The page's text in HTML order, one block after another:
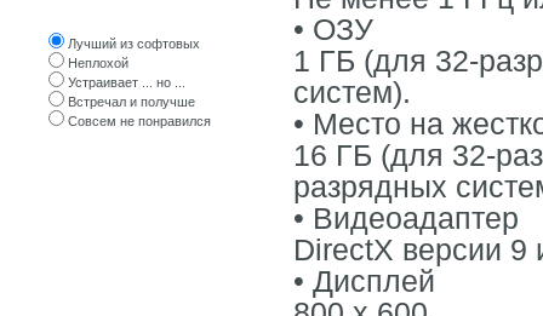
Лучший из софтовых
Неплохой
Устраивает ... но ...
Встречал и получше
Совсем не понравился
• ОЗУ
1 ГБ (для 32-
систем).
• Место на
16 ГБ (для 32-
разрядных
• Видеоадаптер
DirectX версии 9
• Дисплей